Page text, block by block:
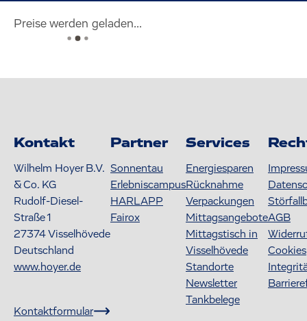
Preise werden geladen...
Kontakt
Wilhelm Hoyer B.V.
& Co. KG
Rudolf-Diesel-
Straße 1
27374Visselhövede
Deutschland
www.hoyer.de
Kontaktformular
Partner
Sonnentau
Erlebniscampus
HARLAPP
Fairox
Services
Energiesparen
Rücknahme
Verpackungen
Mittagsangebote
Mittagstisch in
Visselhövede
Standorte
Newsletter
Tankbelege
AGB
Cookies